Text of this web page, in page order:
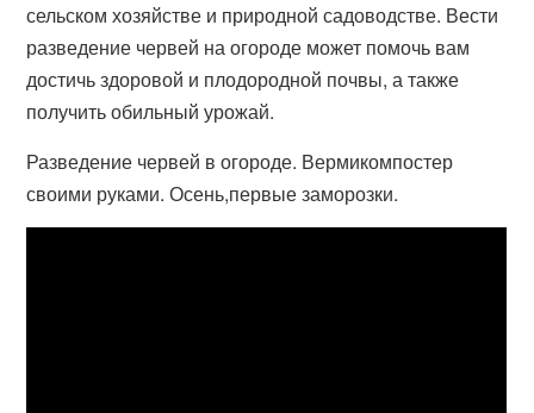
сельском хозяйстве и природной садоводстве. Вести
разведение червей на огороде может помочь вам
достичь здоровой и плодородной почвы, а также
получить обильный урожай.
Разведение червей в огороде. Вермикомпостер
своими руками. Осень,первые заморозки.